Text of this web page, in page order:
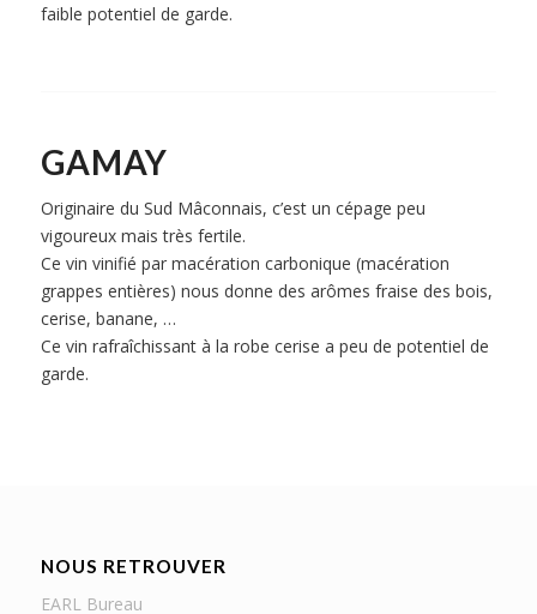
faible potentiel de garde.
GAMAY
Originaire du Sud Mâconnais, c’est un cépage peu
vigoureux mais très fertile.
Ce vin vinifié par macération carbonique (macération
grappes entières) nous donne des arômes fraise des bois,
cerise, banane, …
Ce vin rafraîchissant à la robe cerise a peu de potentiel de
garde.
NOUS RETROUVER
EARL Bureau